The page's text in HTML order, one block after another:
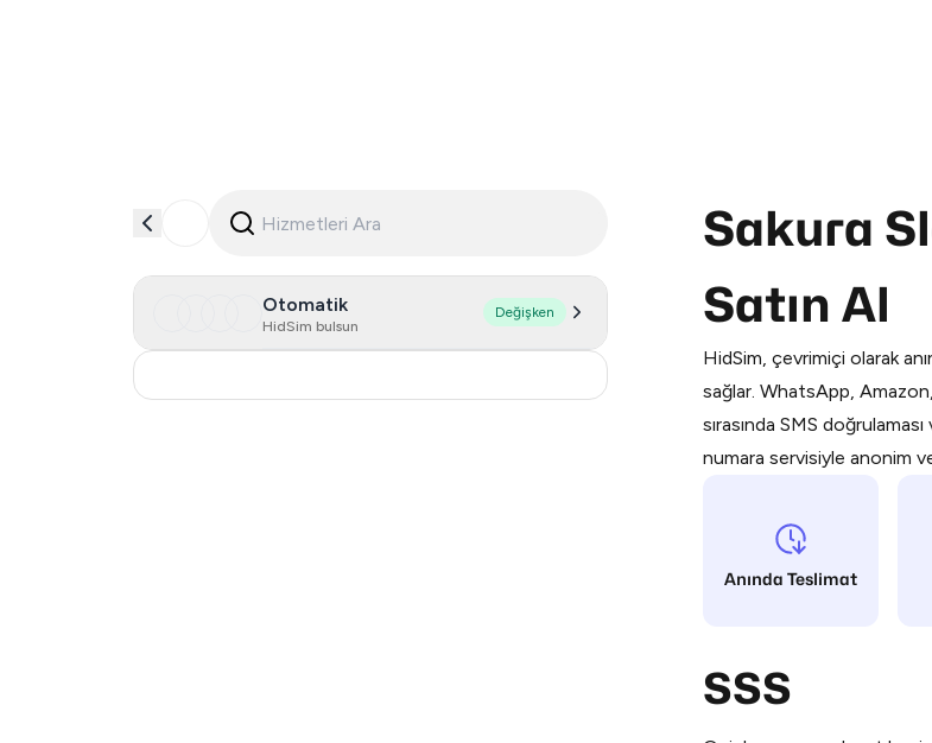
Otomatik
HidSim bulsun
Değişken
Sakura
Satın Al
HidSim, çevrimiçi olarak
sağlar. WhatsApp,
sırasında SMS
numara servisiyle anonim ve
Anında Teslimat
SSS
Purchasing credits
You purchase Stars via
You use those Stars
Step 1: Create the